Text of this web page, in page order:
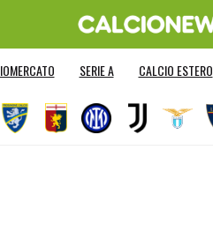
SERIE A CALCIO ESTERO